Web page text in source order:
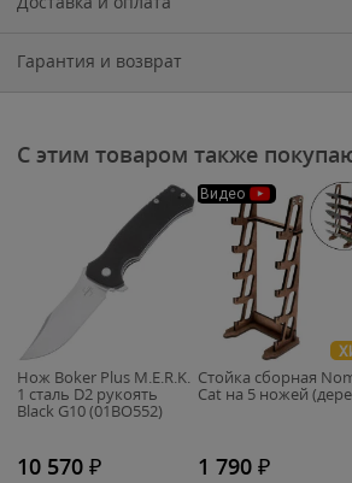
Гарантия и возврат
С этим товаром также
Нож Boker Plus M.E.R.K.
1 сталь D2 рукоять
Black G10 (01BO552)
10 570 ₽
Видео
Стойка сборная
Cat на 5 ножей
1 790 ₽